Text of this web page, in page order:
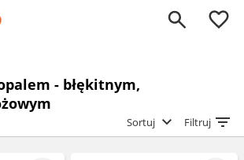
0
- błękitnym,
Sortuj Filtruj